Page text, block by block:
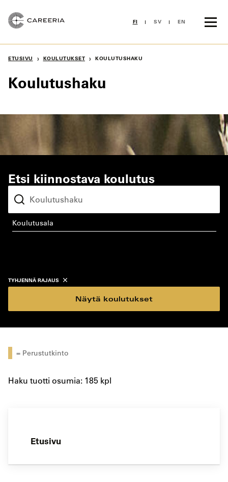
sisältöön
FI SV EN
ETUSIVU › KOULUTUKSET › KOULUTUSHAKU
Koulutushaku
Etsi kiinnostava koulutus
koulutusala
TYHJENNÄ RAJAUS
Näytä koulutukset
= Perustutkinto
Haku tuotti osumia: 185 kpl
Etusivu